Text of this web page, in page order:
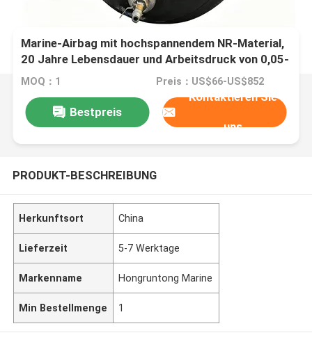
Marine-Airbag mit hochspannendem NR-Material,
20 Jahre Lebensdauer und Arbeitsdruck von 0,05-
0,25 MPA für die Schiffsstartung
MOQ：1 Preis：US$66-US$852
Bestpreis
Kontaktieren Sie
uns
PRODUKT-BESCHREIBUNG
Herkunftsort China
Lieferzeit 5-7 Werktage
Markenname Hongruntong Marine
Min Bestellmenge 1